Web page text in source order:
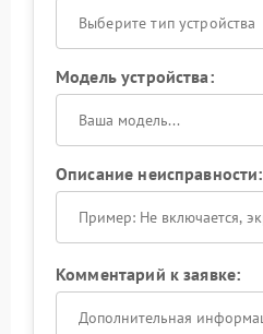
Выберите тип устройства
Модель устройства:
Описание неисправности:
Комментарий к заявке: